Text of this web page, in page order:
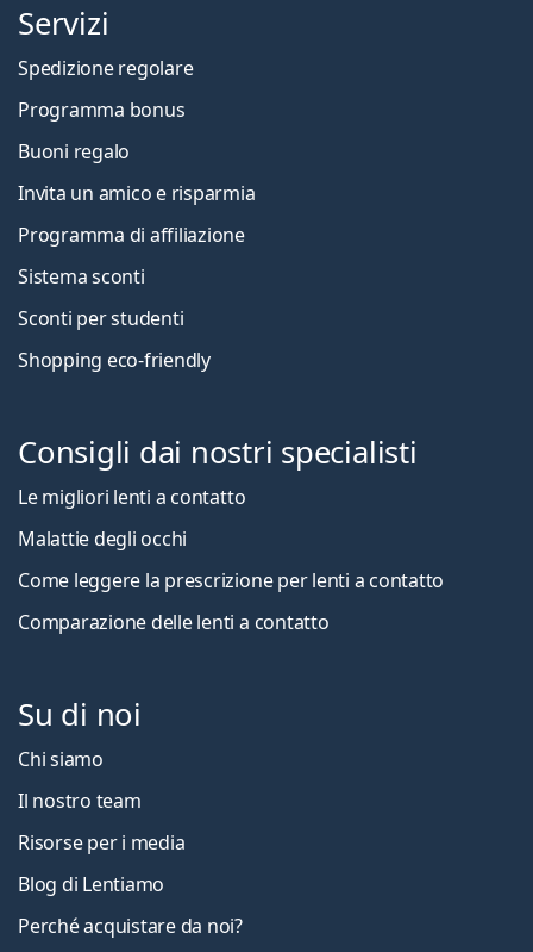
Servizi
Spedizione regolare
Programma bonus
Buoni regalo
Invita un amico e risparmia
Programma di affiliazione
Sistema sconti
Sconti per studenti
Shopping eco-friendly
Consigli dai nostri specialisti
Le migliori lenti a contatto
Malattie degli occhi
Come leggere la prescrizione per lenti a contatto
Comparazione delle lenti a contatto
Su di noi
Chi siamo
Il nostro team
Risorse per i media
Blog di Lentiamo
Perché acquistare da noi?